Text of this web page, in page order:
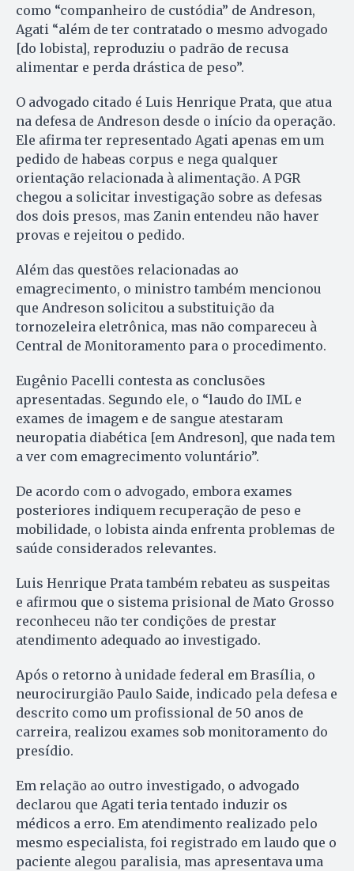
como “companheiro de custódia” de Andreson,
Agati “além de ter contratado o mesmo advogado
[do lobista], reproduziu o padrão de recusa
alimentar e perda drástica de peso”.
O advogado citado é Luis Henrique Prata, que atua
na defesa de Andreson desde o início da operação.
Ele afirma ter representado Agati apenas em um
pedido de habeas corpus e nega qualquer
orientação relacionada à alimentação. A PGR
chegou a solicitar investigação sobre as defesas
dos dois presos, mas Zanin entendeu não haver
provas e rejeitou o pedido.
Além das questões relacionadas ao
emagrecimento, o ministro também mencionou
que Andreson solicitou a substituição da
tornozeleira eletrônica, mas não compareceu à
Central de Monitoramento para o procedimento.
Eugênio Pacelli contesta as conclusões
apresentadas. Segundo ele, o “laudo do IML e
exames de imagem e de sangue atestaram
neuropatia diabética [em Andreson], que nada tem
a ver com emagrecimento voluntário”.
De acordo com o advogado, embora exames
posteriores indiquem recuperação de peso e
mobilidade, o lobista ainda enfrenta problemas de
saúde considerados relevantes.
Luis Henrique Prata também rebateu as suspeitas
e afirmou que o sistema prisional de Mato Grosso
reconheceu não ter condições de prestar
atendimento adequado ao investigado.
Após o retorno à unidade federal em Brasília, o
neurocirurgião Paulo Saide, indicado pela defesa e
descrito como um profissional de 50 anos de
carreira, realizou exames sob monitoramento do
presídio.
Em relação ao outro investigado, o advogado
declarou que Agati teria tentado induzir os
médicos a erro. Em atendimento realizado pelo
mesmo especialista, foi registrado em laudo que o
paciente alegou paralisia, mas apresentava uma